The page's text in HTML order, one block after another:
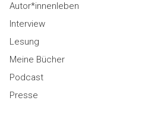
Autor*innenleben
Interview
Lesung
Meine Bücher
Podcast
Presse